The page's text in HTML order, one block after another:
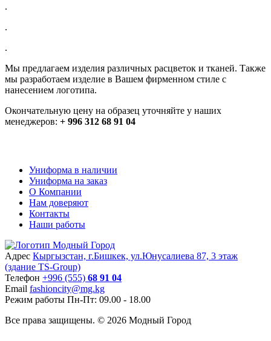
.
.
.
Мы предлагаем изделия различных расцветок и тканей. Также
мы разработаем изделие в Вашем фирменном стиле с
нанесением логотипа.
Окончательную цену на образец уточняйте у наших
менеджеров: + 996 312 68 91 04
Униформа в наличии
Униформа на заказ
О Компании
Нам доверяют
Контакты
Наши работы
Адрес Кыргызстан, г.Бишкек, ул.Юнусалиева 87, 3 этаж
(здание TS-Group)
Teлефон +996 (555) 68 91 04
Email fashioncity@mg.kg
Режим работы Пн-Пт: 09.00 - 18.00
Все права защищены. © 2026 Модный Город